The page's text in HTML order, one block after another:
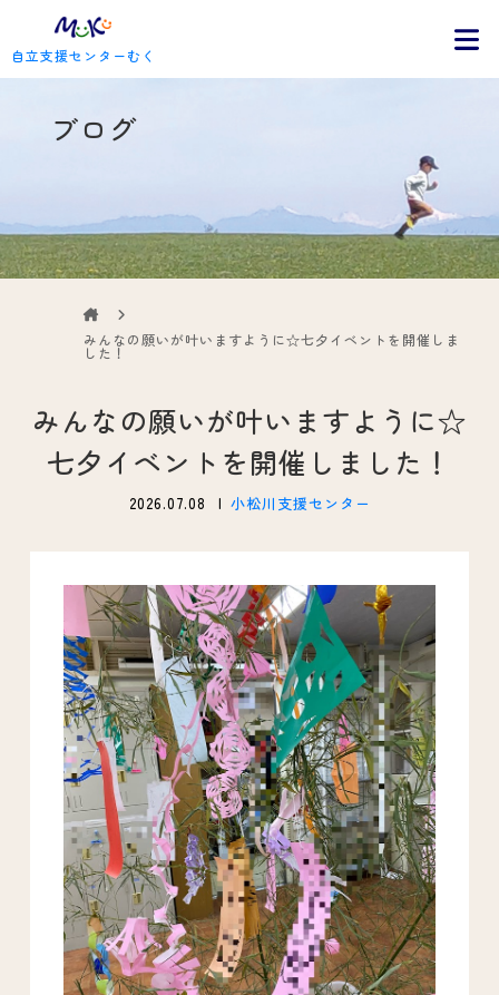
自立支援センターむく
ブログ
みんなの願いが叶いますように☆七夕イベントを開催しま
した！
みんなの願いが叶いますように☆
七夕イベントを開催しました！
2026.07.08 小松川支援センター